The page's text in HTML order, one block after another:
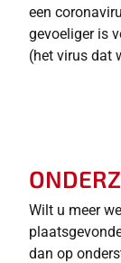
een
gevoeliger is
(het virus dat
Wilt u meer
dan op